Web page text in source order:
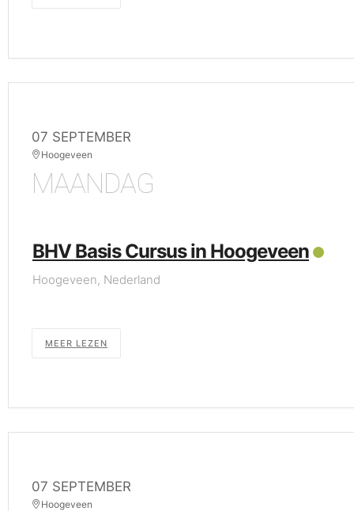
07 SEPTEMBER
Hoogeveen
MAANDAG
BHV Basis Cursus in Hoogeveen
Hoogeveen, Nederland
MEER LEZEN
07 SEPTEMBER
Hoogeveen